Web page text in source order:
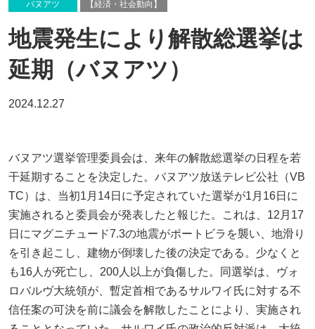
バヌアツ 【経済・社会動向】
地震発生により解散総選挙は
延期（バヌアツ）
2024.12.27
バヌアツ選挙管理委員会は、来年の解散総選挙の日程を若
干延期することを決定した。バヌアツ放送テレビ公社（VB
TC）は、当初1月14日に予定されていた選挙が1月16日に
実施されると委員会が発表したと報じた。これは、12月17
日にマグニチュード7.3の地震がポートビラを襲い、地滑り
を引き起こし、建物が倒壊した後の決定である。少なくと
も16人が死亡し、200人以上が負傷した。同選挙は、ヴォ
ロバルヴ大統領が、暫定首相であるサルワイ氏に対する不
信任案の可決を前に議会を解散したことにより、実施され